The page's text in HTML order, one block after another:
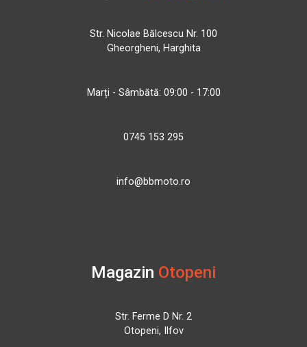
Str. Nicolae Bălcescu Nr. 100
Gheorgheni, Harghita
Marți - Sâmbătă: 09:00 - 17:00
0745 153 295
info@bbmoto.ro
Magazin Otopeni
Str. Ferme D Nr. 2
Otopeni, Ilfov